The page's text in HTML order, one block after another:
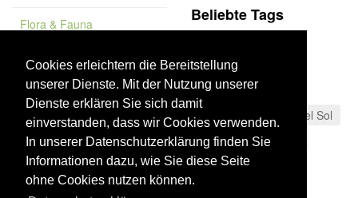
Cookies erleichtern die Bereitstellung
unserer Dienste. Mit der Nutzung unserer
Dienste erklären Sie sich damit
einverstanden, dass wir Cookies verwenden.
In unserer Datenschutzerklärung finden Sie
Informationen dazu, wie Sie diese Seite
ohne Cookies nutzen können.
Flora & Fauna
Feature
Vademekum
Beliebte Tags
Käsespezialitäten
Sierra Morena
Costa del Sol
Sierra de las Nieves
Los Alcornocales